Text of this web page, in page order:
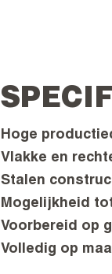
Hoge
Vlakke en
Stalen
Mogelijkheid
Voorbereid op
Volledig op